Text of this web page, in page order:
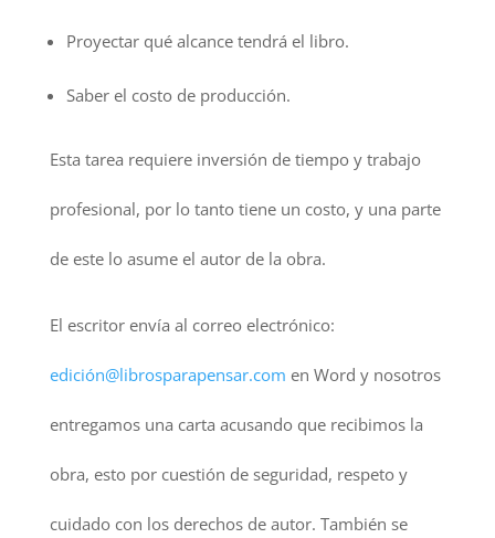
Proyectar qué alcance tendrá el libro.
Saber el costo de producción.
Esta tarea requiere inversión de tiempo y trabajo
profesional, por lo tanto tiene un costo, y una parte
de este lo asume el autor de la obra.
El escritor envía al correo electrónico:
edición@librosparapensar.com en Word y nosotros
entregamos una carta acusando que recibimos la
obra, esto por cuestión de seguridad, respeto y
cuidado con los derechos de autor. También se